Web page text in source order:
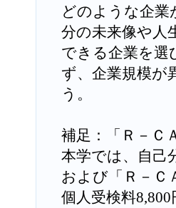
どのような企
分の未来像や人
できる企業を選
ず、企業規模が
う。
補足：「Ｒ－Ｃ
本学では、自己
および「Ｒ－Ｃ
個人受検料